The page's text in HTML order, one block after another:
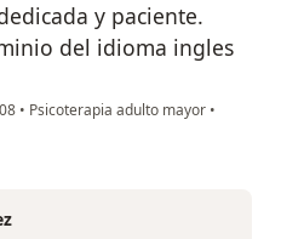
y paciente.
del idioma ingles
• Psicoterapia adulto mayor •